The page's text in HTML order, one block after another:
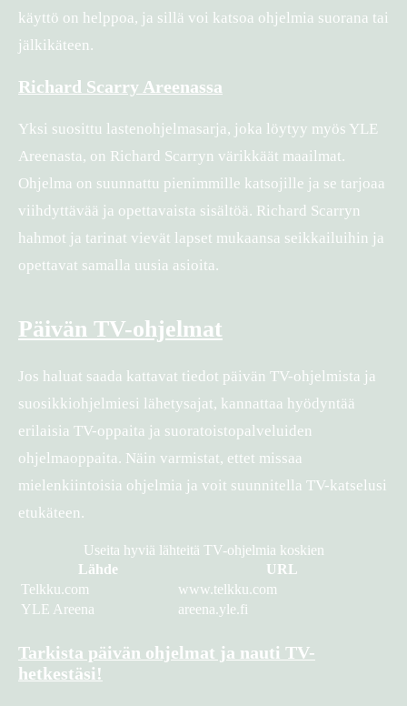
käyttö on helppoa, ja sillä voi katsoa ohjelmia suorana tai
jälkikäteen.
Richard Scarry Areenassa
Yksi suosittu lastenohjelmasarja, joka löytyy myös YLE
Areenasta, on Richard Scarryn värikkäät maailmat.
Ohjelma on suunnattu pienimmille katsojille ja se tarjoaa
viihdyttävää ja opettavaista sisältöä. Richard Scarryn
hahmot ja tarinat vievät lapset mukaansa seikkailuihin ja
opettavat samalla uusia asioita.
Päivän TV-ohjelmat
Jos haluat saada kattavat tiedot päivän TV-ohjelmista ja
suosikkiohjelmiesi lähetysajat, kannattaa hyödyntää
erilaisia TV-oppaita ja suoratoistopalveluiden
ohjelmaoppaita. Näin varmistat, ettet missaa
mielenkiintoisia ohjelmia ja voit suunnitella TV-katselusi
etukäteen.
Useita hyviä lähteitä TV-ohjelmia koskien
Lähde
URL
Telkku.com
www.telkku.com
YLE Areena
areena.yle.fi
Tarkista päivän ohjelmat ja nauti TV-
hetkestäsi!